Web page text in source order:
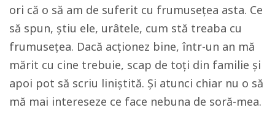
ori că o să am de suferit cu frumusețea asta. Ce
să spun, știu ele, urâtele, cum stă treaba cu
frumusețea. Dacă acționez bine, într-un an mă
mărit cu cine trebuie, scap de toți din familie și
apoi pot să scriu liniștită. Și atunci chiar nu o să
mă mai intereseze ce face nebuna de soră-mea.